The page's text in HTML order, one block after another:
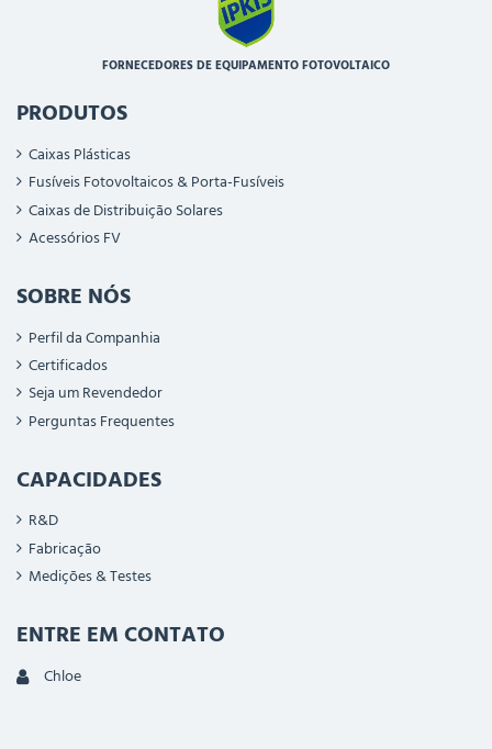
FORNECEDORES DE EQUIPAMENTO FOTOVOLTAICO
PRODUTOS
Caixas Plásticas
Fusíveis Fotovoltaicos & Porta-Fusíveis
Caixas de Distribuição Solares
Acessórios FV
SOBRE NÓS
Perfil da Companhia
Certificados
Seja um Revendedor
Perguntas Frequentes
CAPACIDADES
R&D
Fabricação
Medições & Testes
ENTRE EM CONTATO
Chloe